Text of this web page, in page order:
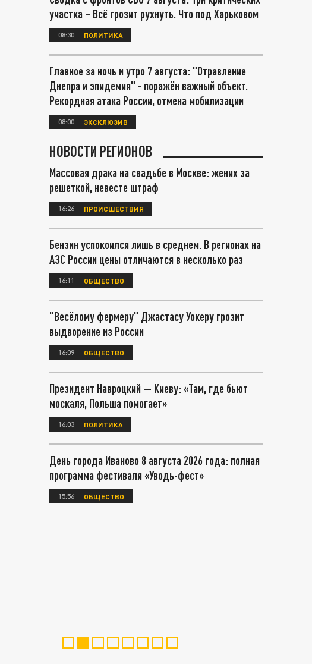
участка – Всё грозит рухнуть. Что под Харьковом
08:30 ПОЛИТИКА
Главное за ночь и утро 7 августа: "Отравление
Днепра и эпидемия" - поражён важный объект.
Рекордная атака России, отмена мобилизации
08:00 ЭКСКЛЮЗИВ
НОВОСТИ РЕГИОНОВ
Массовая драка на свадьбе в Москве: жених за
решеткой, невесте штраф
16:26 ПРОИСШЕСТВИЯ
Бензин успокоился лишь в среднем. В регионах на
АЗС России цены отличаются в несколько раз
16:11 ОБЩЕСТВО
"Весёлому фермеру" Джастасу Уокеру грозит
выдворение из России
16:09 ОБЩЕСТВО
Президент Навроцкий — Киеву: «Там, где бьют
москаля, Польша помогает»
16:03 ПОЛИТИКА
День города Иваново 8 августа 2026 года: полная
программа фестиваля «Уводь-фест»
15:56 ОБЩЕСТВО